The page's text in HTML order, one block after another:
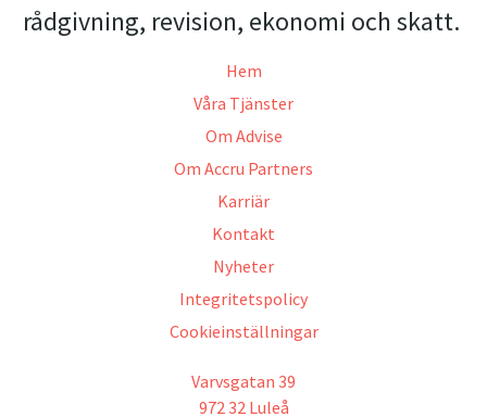
rådgivning, revision, ekonomi och skatt.
Hem
Våra Tjänster
Om Advise
Om Accru Partners
Karriär
Kontakt
Nyheter
Integritetspolicy
Cookieinställningar
Varvsgatan 39
972 32 Luleå